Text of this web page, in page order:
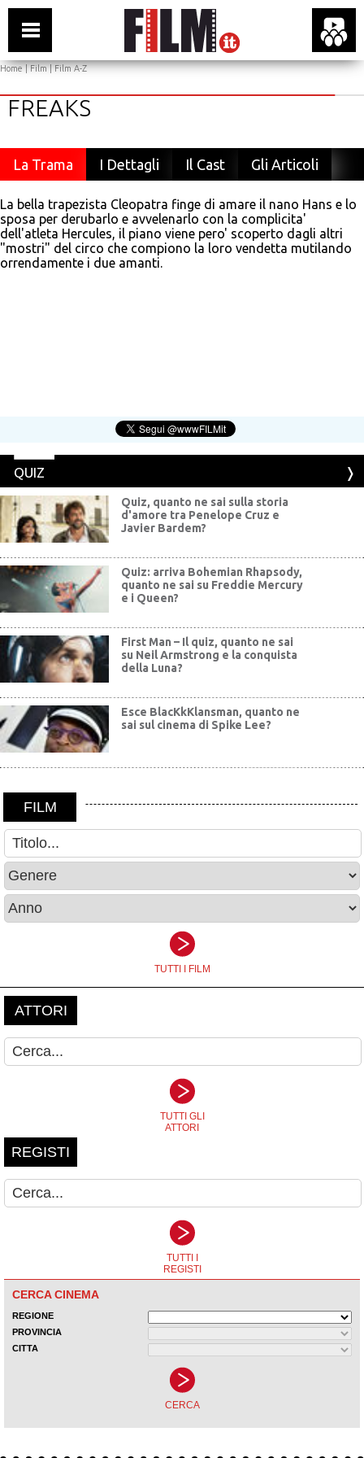
Home|Film|Film A-Z
FREAKS
La Trama I Dettagli Il Cast Gli Articoli
La bella trapezista Cleopatra finge di amare il nano Hans e lo
sposa per derubarlo e avvelenarlo con la complicita'
dell'atleta Hercules, il piano viene pero' scoperto dagli altri
"mostri" del circo che compiono la loro vendetta mutilando
orrendamente i due amanti.
QUIZ
Quiz, quanto ne sai sulla storia
d'amore tra Penelope Cruz e
Javier Bardem?
Quiz: arriva Bohemian Rhapsody,
quanto ne sai su Freddie Mercury
e i Queen?
First Man – Il quiz, quanto ne sai
su Neil Armstrong e la conquista
della Luna?
Esce BlacKkKlansman, quanto ne
sai sul cinema di Spike Lee?